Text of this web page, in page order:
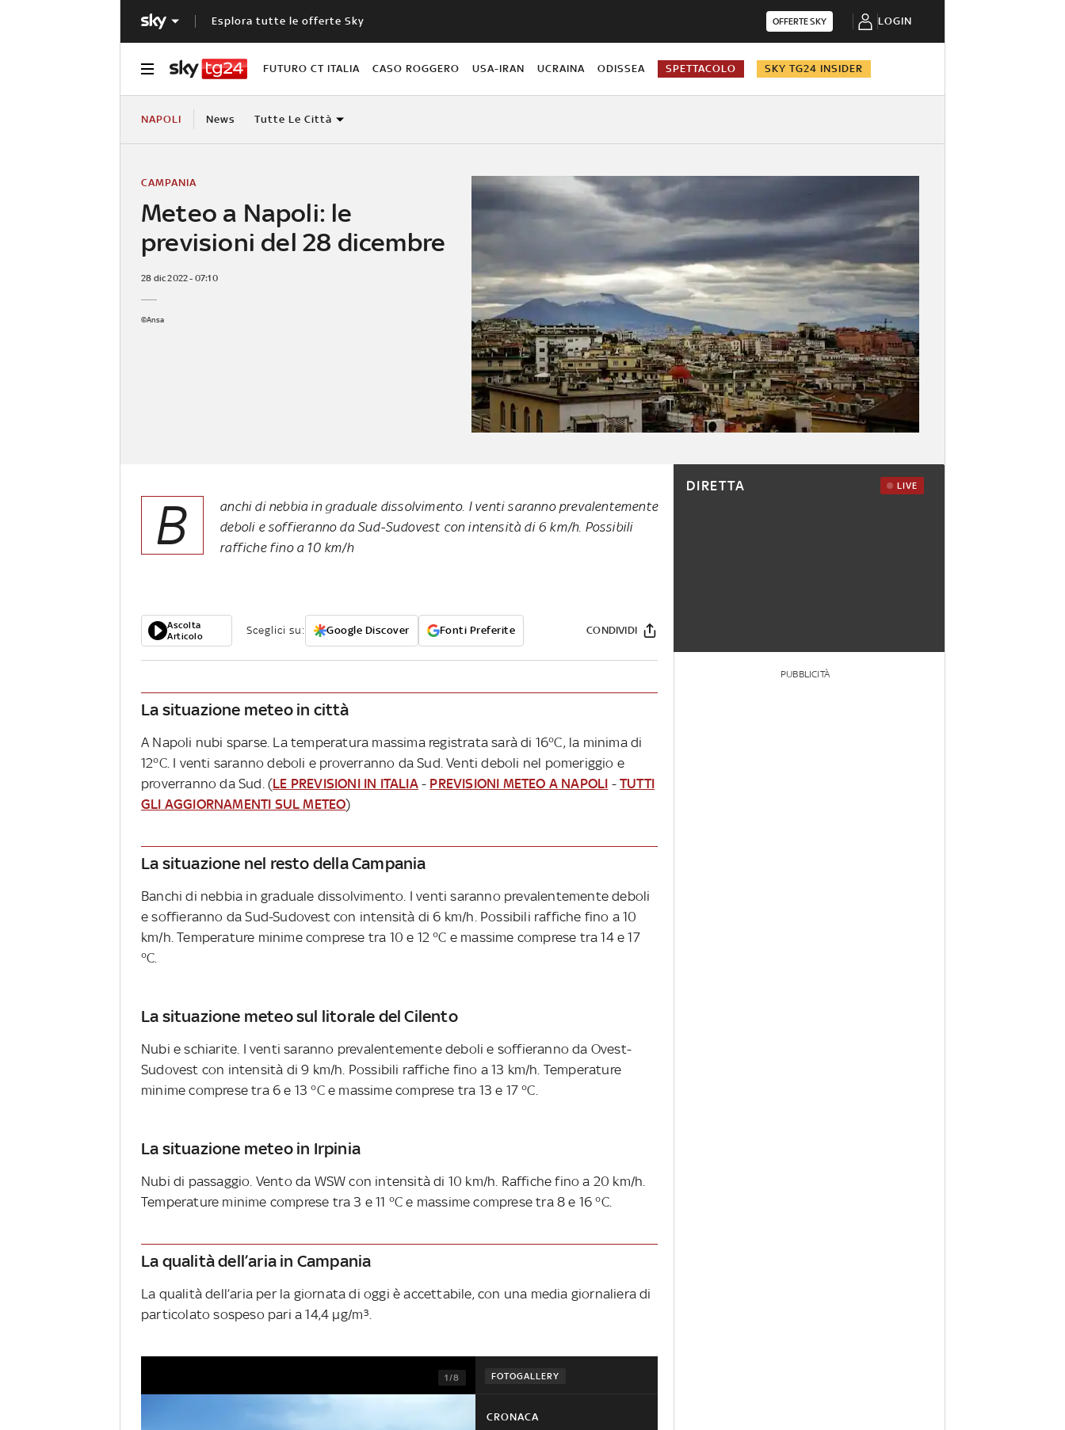
Esplora tutte le offerte Sky OFFERTE SKY LOGIN
FUTURO CT ITALIA CASO ROGGERO USA-IRAN UCRAINA ODISSEA SPETTACOLO SKY TG24 INSIDER
NAPOLI News Tutte Le Città
Meteo a Napoli: le
previsioni del 28 dicembre
CAMPANIA
28 dic 2022 - 07:10
©Ansa
B
anchi di nebbia in graduale dissolvimento. I venti saranno prevalentemente
deboli e soffieranno da Sud-Sudovest con intensità di 6 km/h. Possibili
raffiche fino a 10 km/h
Ascolta
Articolo
Sceglici su: Google Discover Fonti Preferite CONDIVIDI
La situazione meteo in città
A Napoli nubi sparse. La temperatura massima registrata sarà di 16°C, la minima di
12°C. I venti saranno deboli e proverranno da Sud. Venti deboli nel pomeriggio e
proverranno da Sud. (LE PREVISIONI IN ITALIA- PREVISIONI METEO A NAPOLI -TUTTI
GLI AGGIORNAMENTI SUL METEO)
La situazione nel resto della Campania
Banchi di nebbia in graduale dissolvimento. I venti saranno prevalentemente deboli
e soffieranno da Sud-Sudovest con intensità di 6 km/h. Possibili raffiche fino a 10
km/h. Temperature minime comprese tra 10 e 12 °C e massime comprese tra 14 e 17
°C.
La situazione meteo sul litorale del Cilento
Nubi e schiarite. I venti saranno prevalentemente deboli e soffieranno da Ovest-
Sudovest con intensità di 9 km/h. Possibili raffiche fino a 13 km/h. Temperature
minime comprese tra 6 e 13 °C e massime comprese tra 13 e 17 °C.
La situazione meteo in Irpinia
Nubi di passaggio. Vento da WSW con intensità di 10 km/h. Raffiche fino a 20 km/h.
Temperature minime comprese tra 3 e 11 °C e massime comprese tra 8 e 16 °C.
La qualità dell’aria in Campania
La qualità dell’aria per la giornata di oggi è accettabile, con una media giornaliera di
particolato sospeso pari a 14,4 µg/m³.
FOTOGALLERY
1/8
CRONACA
DIRETTA LIVE
PUBBLICITÀ